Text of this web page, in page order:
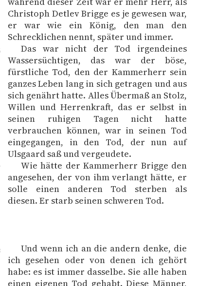
Christoph Detlev Brigge es je gewesen war,
er war wie ein König, den man den
Schrecklichen nennt, später und immer.
Das war nicht der Tod irgendeines
Wassersüchtigen, das war der böse,
fürstliche Tod, den der Kammerherr sein
ganzes Leben lang in sich getragen und aus
sich genährt hatte. Alles Übermaß an Stolz,
Willen und Herrenkraft, das er selbst in
seinen ruhigen Tagen nicht hatte
verbrauchen können, war in seinen Tod
eingegangen, in den Tod, der nun auf
Ulsgaard saß und vergeudete.
Wie hätte der Kammerherr Brigge den
angesehen, der von ihm verlangt hätte, er
solle einen anderen Tod sterben als
diesen. Er starb seinen schweren Tod.
Und wenn ich an die andern denke, die
ich gesehen oder von denen ich gehört
habe: es ist immer dasselbe. Sie alle haben
einen eigenen Tod gehabt. Diese Männer,